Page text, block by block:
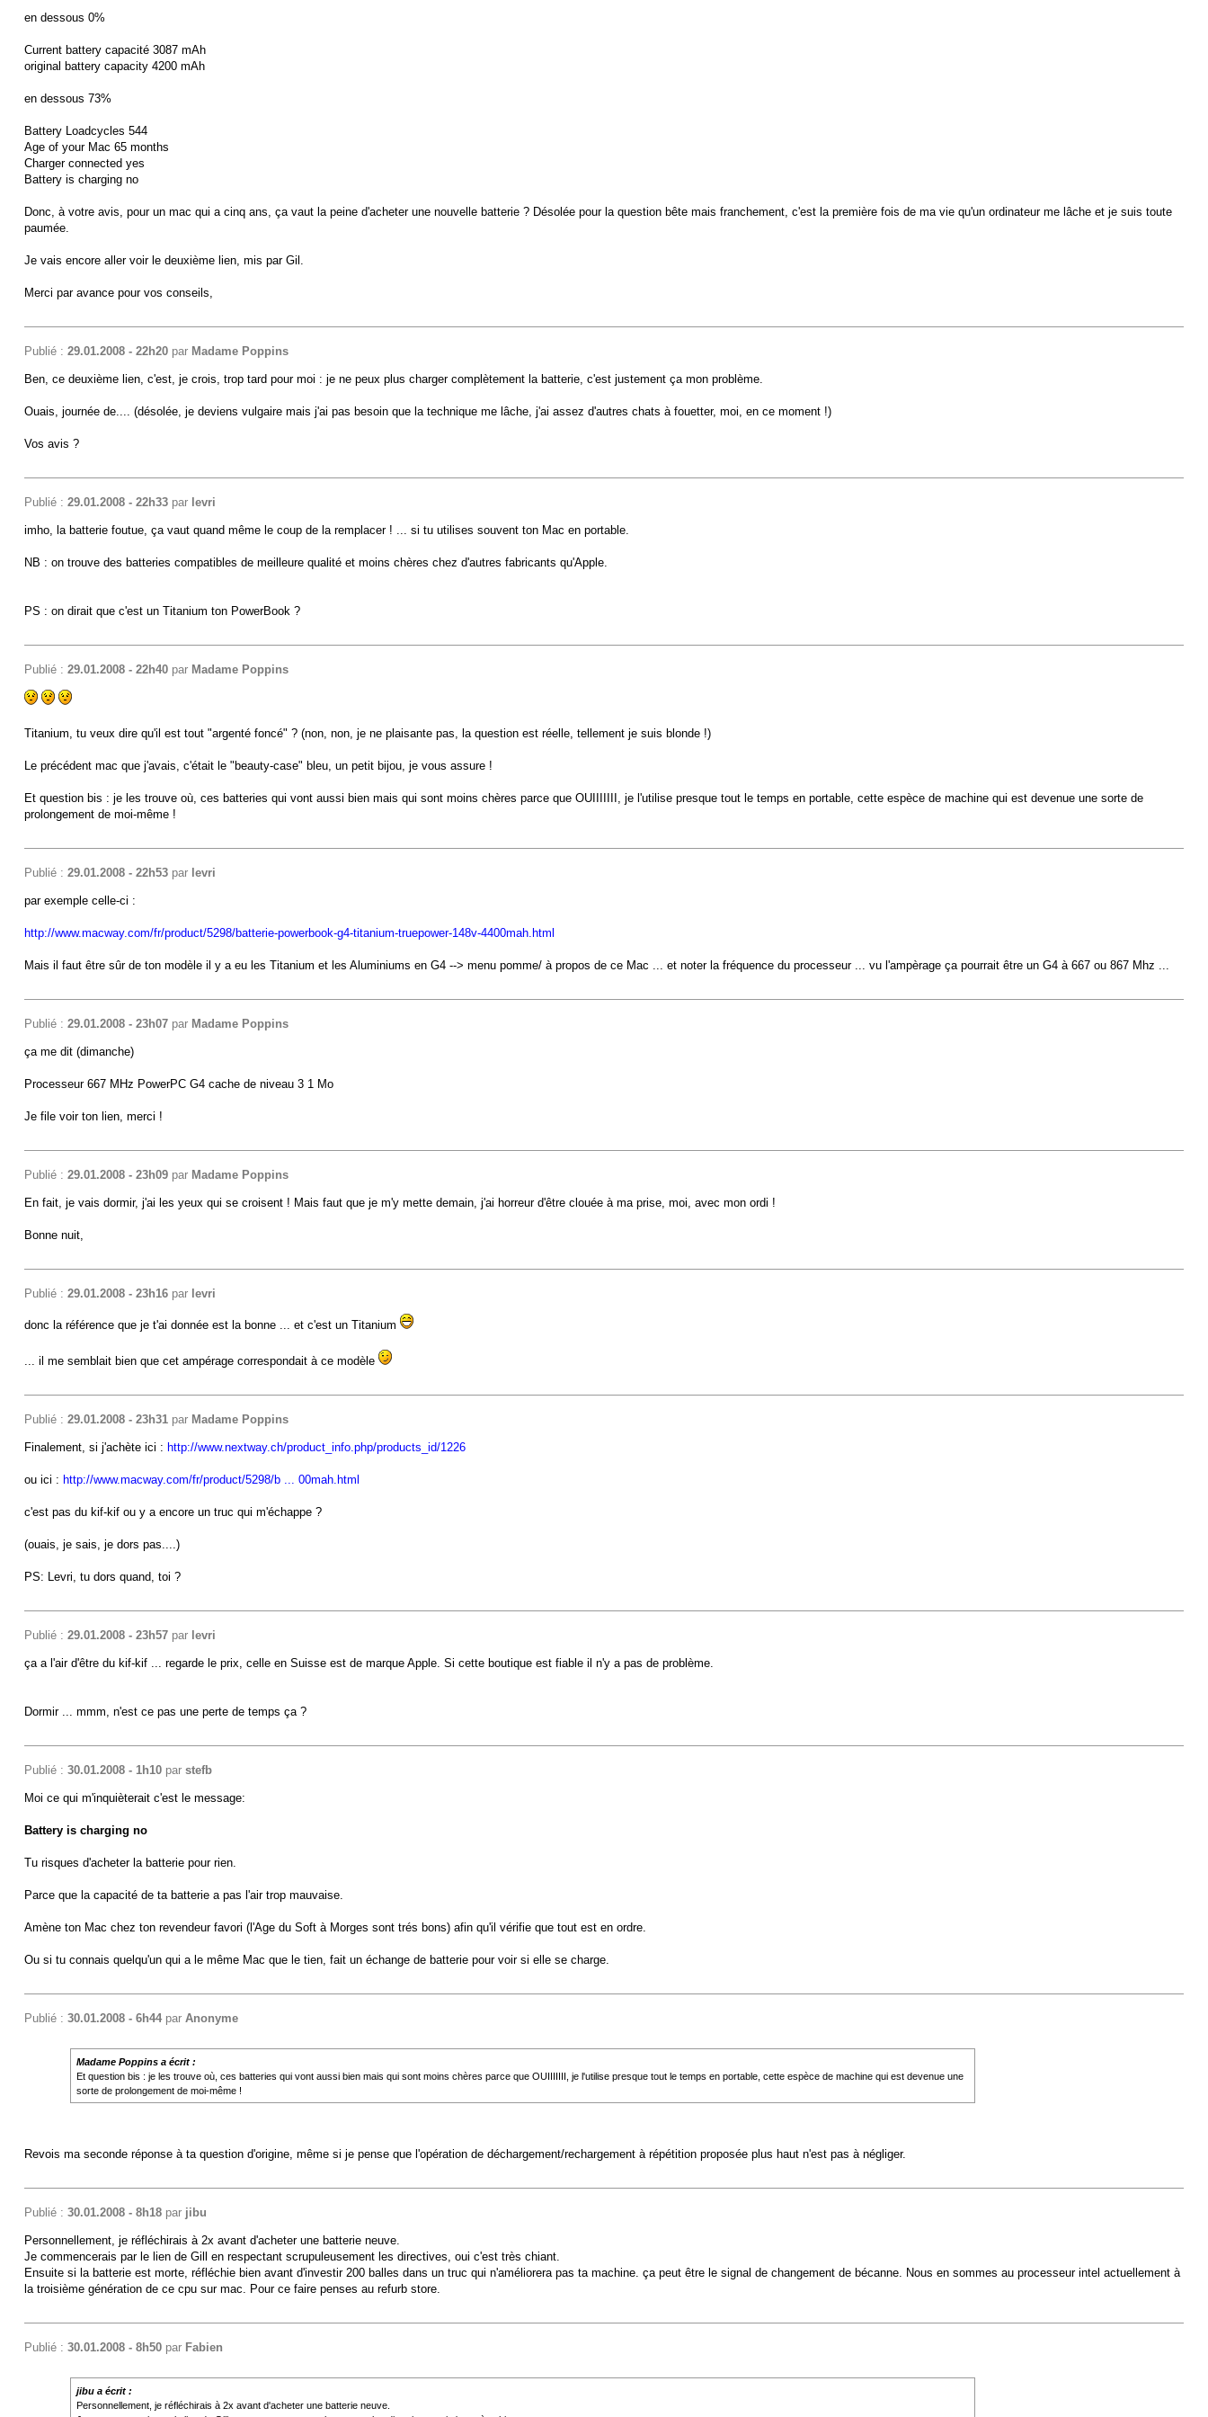
en dessous 0%
Current battery capacité 3087 mAh
original battery capacity 4200 mAh
en dessous 73%
Battery Loadcycles 544
Age of your Mac 65 months
Charger connected yes
Battery is charging no
Donc, à votre avis, pour un mac qui a cinq ans, ça vaut la peine d'acheter une nouvelle batterie ? Désolée pour la question bête mais franchement, c'est la première fois de ma vie qu'un ordinateur me lâche et je suis toute
paumée.
Je vais encore aller voir le deuxième lien, mis par Gil.
Merci par avance pour vos conseils,
Publié : 29.01.2008 - 22h20par Madame Poppins
Ben, ce deuxième lien, c'est, je crois, trop tard pour moi : je ne peux plus charger complètement la batterie, c'est justement ça mon problème.
Ouais, journée de.... (désolée, je deviens vulgaire mais j'ai pas besoin que la technique me lâche, j'ai assez d'autres chats à fouetter, moi, en ce moment !)
Vos avis ?
Publié : 29.01.2008 - 22h33par levri
imho, la batterie foutue, ça vaut quand même le coup de la remplacer ! ... si tu utilises souvent ton Mac en portable.
NB : on trouve des batteries compatibles de meilleure qualité et moins chères chez d'autres fabricants qu'Apple.
PS : on dirait que c'est un Titanium ton PowerBook ?
Publié : 29.01.2008 - 22h40par Madame Poppins
Titanium, tu veux dire qu'il est tout "argenté foncé" ? (non, non, je ne plaisante pas, la question est réelle, tellement je suis blonde !)
Le précédent mac que j'avais, c'était le "beauty-case" bleu, un petit bijou, je vous assure !
Et question bis : je les trouve où, ces batteries qui vont aussi bien mais qui sont moins chères parce que OUIIIIIII, je l'utilise presque tout le temps en portable, cette espèce de machine qui est devenue une sorte de
prolongement de moi-même !
Publié : 29.01.2008 - 22h53par levri
par exemple celle-ci :
http://www.macway.com/fr/product/5298/batterie-powerbook-g4-titanium-truepower-148v-4400mah.html
Mais il faut être sûr de ton modèle il y a eu les Titanium et les Aluminiums en G4 --> menu pomme/ à propos de ce Mac ... et noter la fréquence du processeur ... vu l'ampèrage ça pourrait être un G4 à 667 ou 867 Mhz ...
Publié : 29.01.2008 - 23h07par Madame Poppins
ça me dit (dimanche)
Processeur 667 MHz PowerPC G4 cache de niveau 3 1 Mo
Je file voir ton lien, merci !
Publié : 29.01.2008 - 23h09par Madame Poppins
En fait, je vais dormir, j'ai les yeux qui se croisent ! Mais faut que je m'y mette demain, j'ai horreur d'être clouée à ma prise, moi, avec mon ordi !
Bonne nuit,
Publié : 29.01.2008 - 23h16par levri
donc la référence que je t'ai donnée est la bonne ... et c'est un Titanium
... il me semblait bien que cet ampérage correspondait à ce modèle
Publié : 29.01.2008 - 23h31par Madame Poppins
Finalement, si j'achète ici : http://www.nextway.ch/product_info.php/products_id/1226
ou ici : http://www.macway.com/fr/product/5298/b ... 00mah.html
c'est pas du kif-kif ou y a encore un truc qui m'échappe ?
(ouais, je sais, je dors pas....)
PS: Levri, tu dors quand, toi ?
Publié : 29.01.2008 - 23h57par levri
ça a l'air d'être du kif-kif ... regarde le prix, celle en Suisse est de marque Apple. Si cette boutique est fiable il n'y a pas de problème.
Dormir ... mmm, n'est ce pas une perte de temps ça ?
Publié : 30.01.2008 - 1h10par stefb
Moi ce qui m'inquièterait c'est le message:
Battery is charging no
Tu risques d'acheter la batterie pour rien.
Parce que la capacité de ta batterie a pas l'air trop mauvaise.
Amène ton Mac chez ton revendeur favori (l'Age du Soft à Morges sont trés bons) afin qu'il vérifie que tout est en ordre.
Ou si tu connais quelqu'un qui a le même Mac que le tien, fait un échange de batterie pour voir si elle se charge.
Publié : 30.01.2008 - 6h44par Anonyme
Madame Poppins a écrit :
Et question bis : je les trouve où, ces batteries qui vont aussi bien mais qui sont moins chères parce que OUIIIIIII, je l'utilise presque tout le temps en portable, cette espèce de machine qui est devenue une
sorte de prolongement de moi-même !
Revois ma seconde réponse à ta question d'origine, même si je pense que l'opération de déchargement/rechargement à répétition proposée plus haut n'est pas à négliger.
Publié : 30.01.2008 - 8h18par jibu
Personnellement, je réfléchirais à 2x avant d'acheter une batterie neuve.
Je commencerais par le lien de Gill en respectant scrupuleusement les directives, oui c'est très chiant.
Ensuite si la batterie est morte, réfléchie bien avant d'investir 200 balles dans un truc qui n'améliorera pas ta machine. ça peut être le signal de changement de bécanne. Nous en sommes au processeur intel actuellement à
la troisième génération de ce cpu sur mac. Pour ce faire penses au refurb store.
Publié : 30.01.2008 - 8h50par Fabien
jibu a écrit :
Personnellement, je réfléchirais à 2x avant d'acheter une batterie neuve.